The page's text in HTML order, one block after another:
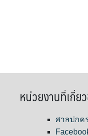
หน่วยงานที่เกี่ย
ศาลปกค